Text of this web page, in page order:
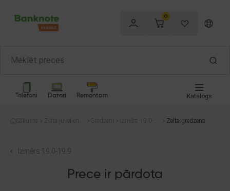
0
Telefoni Datori Remontam Katalogs
Sākums
Zelta juvelierizs
Gredzeni
Izmērs 19.0-1
Zelta gredzens
Izmērs 19.0-19.9
Prece ir pārdota